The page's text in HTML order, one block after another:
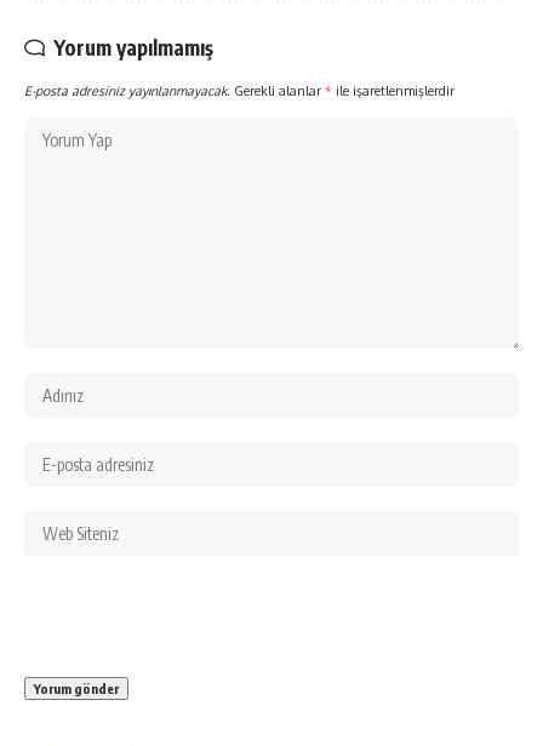
Yorum yapılmamış
E-posta adresiniz yayınlanmayacak. Gerekli alanlar * ile işaretlenmişlerdir